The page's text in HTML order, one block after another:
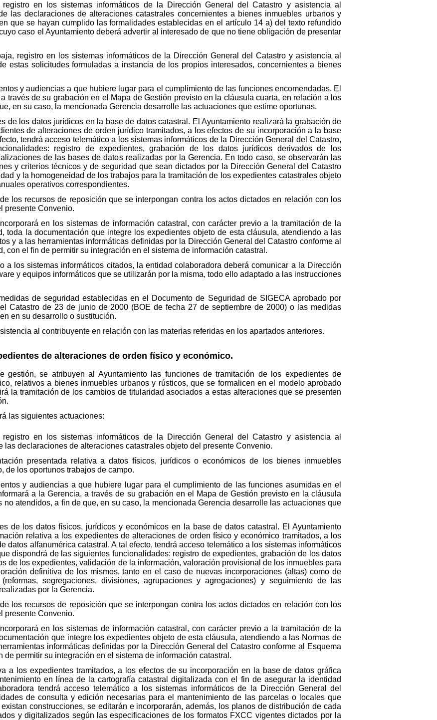
en los sistemas informáticos de la Dirección General del Catastro y asistencia al
las declaraciones de alteraciones catastrales concernientes a bienes inmuebles urbanos y
que se hayan cumplido las formalidades establecidas en el artículo 14 a) del texto refundido
caso el Ayuntamiento deberá advertir al interesado de que no tiene obligación de presentar
registro en los sistemas informáticos de la Dirección General del Catastro y asistencia al
estas solicitudes formuladas a instancia de los propios interesados, concernientes a bienes
y audiencias a que hubiere lugar para el cumplimiento de las funciones encomendadas. El
través de su grabación en el Mapa de Gestión previsto en la cláusula cuarta, en relación a los
en su caso, la mencionada Gerencia desarrolle las actuaciones que estime oportunas.
los datos jurídicos en la base de datos catastral. El Ayuntamiento realizará la grabación de
de alteraciones de orden jurídico tramitados, a los efectos de su incorporación a la base
tendrá acceso telemático a los sistemas informáticos de la Dirección General del Catastro,
registro de expedientes, grabación de los datos jurídicos derivados de los
de las bases de datos realizadas por la Gerencia. En todo caso, se observarán las
y criterios técnicos y de seguridad que sean dictados por la Dirección General del Catastro
y la homogeneidad de los trabajos para la tramitación de los expedientes catastrales objeto
operativos correspondientes.
los recursos de reposición que se interpongan contra los actos dictados en relación con los
presente Convenio.
en los sistemas de información catastral, con carácter previo a la tramitación de la
toda la documentación que integre los expedientes objeto de esta cláusula, atendiendo a las
y a las herramientas informáticas definidas por la Dirección General del Catastro conforme al
con el fin de permitir su integración en el sistema de información catastral.
a los sistemas informáticos citados, la entidad colaboradora deberá comunicar a la Dirección
y equipos informáticos que se utilizarán por la misma, todo ello adaptado a las instrucciones
de seguridad establecidas en el Documento de Seguridad de SIGECA aprobado por
Catastro de 23 de junio de 2000 (BOE de fecha 27 de septiembre de 2000) o las medidas
en su desarrollo o sustitución.
al contribuyente en relación con las materias referidas en los apartados anteriores.
de alteraciones de orden físico y económico.
se atribuyen al Ayuntamiento las funciones de tramitación de los expedientes de
relativos a bienes inmuebles urbanos y rústicos, que se formalicen en el modelo aprobado
la tramitación de los cambios de titularidad asociados a estas alteraciones que se presenten
las siguientes actuaciones:
en los sistemas informáticos de la Dirección General del Catastro y asistencia al
las declaraciones de alteraciones catastrales objeto del presente Convenio.
presentada relativa a datos físicos, jurídicos o económicos de los bienes inmuebles
de los oportunos trabajos de campo.
y audiencias a que hubiere lugar para el cumplimiento de las funciones asumidas en el
a la Gerencia, a través de su grabación en el Mapa de Gestión previsto en la cláusula
atendidos, a fin de que, en su caso, la mencionada Gerencia desarrolle las actuaciones que
de los datos físicos, jurídicos y económicos en la base de datos catastral. El Ayuntamiento
relativa a los expedientes de alteraciones de orden físico y económico tramitados, a los
datos alfanumérica catastral. A tal efecto, tendrá acceso telemático a los sistemas informáticos
dispondrá de las siguientes funcionalidades: registro de expedientes, grabación de los datos
de los expedientes, validación de la información, valoración provisional de los inmuebles para
definitiva de los mismos, tanto en el caso de nuevas incorporaciones (altas) como de
segregaciones, divisiones, agrupaciones y agregaciones) y seguimiento de las
por la Gerencia.
los recursos de reposición que se interpongan contra los actos dictados en relación con los
presente Convenio.
en los sistemas de información catastral, con carácter previo a la tramitación de la
que integre los expedientes objeto de esta cláusula, atendiendo a las Normas de
informáticas definidas por la Dirección General del Catastro conforme al Esquema
permitir su integración en el sistema de información catastral.
a los expedientes tramitados, a los efectos de su incorporación en la base de datos gráfica
en línea de la cartografía catastral digitalizada con el fin de asegurar la identidad
tendrá acceso telemático a los sistemas informáticos de la Dirección General del
de consulta y edición necesarias para el mantenimiento de las parcelas o locales que
construcciones, se editarán e incorporarán, además, los planos de distribución de cada
y digitalizados según las especificaciones de los formatos FXCC vigentes dictados por la